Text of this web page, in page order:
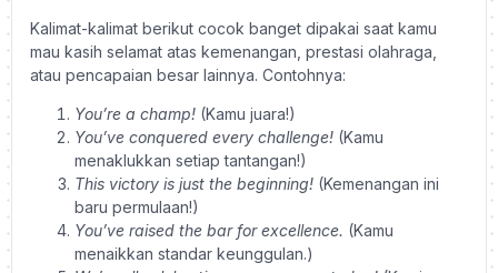
Kalimat-kalimat berikut cocok banget dipakai saat kamu
mau kasih selamat atas kemenangan, prestasi olahraga,
atau pencapaian besar lainnya. Contohnya:
You’re a champ! (Kamu juara!)
You’ve conquered every challenge! (Kamu
menaklukkan setiap tantangan!)
This victory is just the beginning! (Kemenangan ini
baru permulaan!)
You’ve raised the bar for excellence. (Kamu
menaikkan standar keunggulan.)